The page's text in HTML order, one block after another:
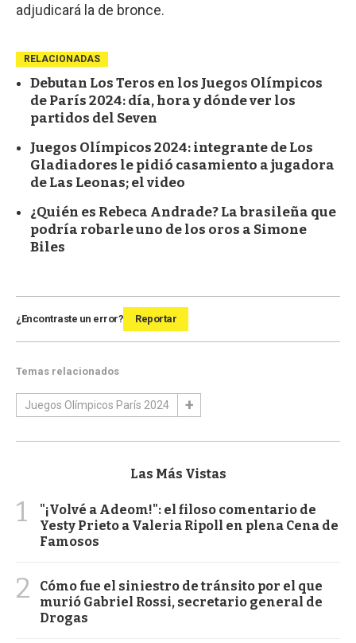
adjudicará la de bronce.
RELACIONADAS
Debutan Los Teros en los Juegos Olímpicos
de París 2024: día, hora y dónde ver los
partidos del Seven
Juegos Olímpicos 2024: integrante de Los
Gladiadores le pidió casamiento a jugadora
de Las Leonas; el video
¿Quién es Rebeca Andrade? La brasileña que
podría robarle uno de los oros a Simone
Biles
¿Encontraste un error? Reportar
Temas relacionados
Juegos Olímpicos París 2024
Las Más Vistas
1
"¡Volvé a Adeom!": el filoso comentario de
Yesty Prieto a Valeria Ripoll en plena Cena de
Famosos
2
Cómo fue el siniestro de tránsito por el que
murió Gabriel Rossi, secretario general de
Drogas